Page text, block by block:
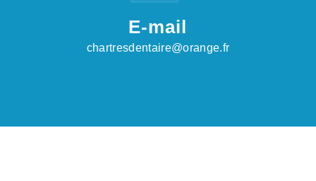
E-mail
chartresdentaire@orange.fr